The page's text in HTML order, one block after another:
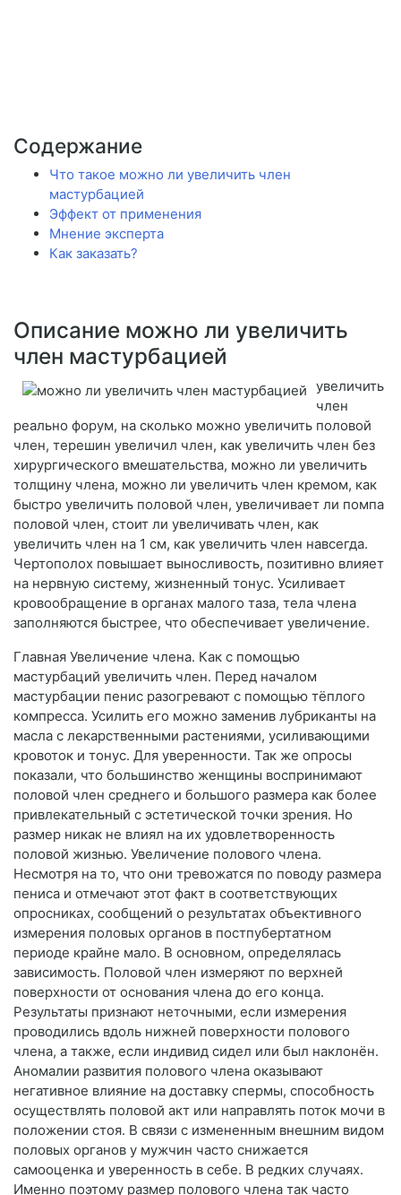
Содержание
Что такое можно ли увеличить член
мастурбацией
Эффект от применения
Мнение эксперта
Как заказать?
Описание можно ли увеличить
член мастурбацией
увеличить
член
реально форум, на сколько можно увеличить половой
член, терешин увеличил член, как увеличить член без
хирургического вмешательства, можно ли увеличить
толщину члена, можно ли увеличить член кремом, как
быстро увеличить половой член, увеличивает ли помпа
половой член, стоит ли увеличивать член, как
увеличить член на 1 см, как увеличить член навсегда.
Чертополох повышает выносливость, позитивно влияет
на нервную систему, жизненный тонус. Усиливает
кровообращение в органах малого таза, тела члена
заполняются быстрее, что обеспечивает увеличение.
Главная Увеличение члена. Как с помощью
мастурбаций увеличить член. Перед началом
мастурбации пенис разогревают с помощью тёплого
компресса. Усилить его можно заменив лубриканты на
масла с лекарственными растениями, усиливающими
кровоток и тонус. Для уверенности. Так же опросы
показали, что большинство женщины воспринимают
половой член среднего и большого размера как более
привлекательный с эстетической точки зрения. Но
размер никак не влиял на их удовлетворенность
половой жизнью. Увеличение полового члена.
Несмотря на то, что они тревожатся по поводу размера
пениса и отмечают этот факт в соответствующих
опросниках, сообщений о результатах объективного
измерения половых органов в постпубертатном
периоде крайне мало. В основном, определялась
зависимость. Половой член измеряют по верхней
поверхности от основания члена до его конца.
Результаты признают неточными, если измерения
проводились вдоль нижней поверхности полового
члена, а также, если индивид сидел или был наклонён.
Аномалии развития полового члена оказывают
негативное влияние на доставку спермы, способность
осуществлять половой акт или направлять поток мочи в
положении стоя. В связи с измененным внешним видом
половых органов у мужчин часто снижается
самооценка и уверенность в себе. В редких случаях.
Именно поэтому размер полового члена так часто